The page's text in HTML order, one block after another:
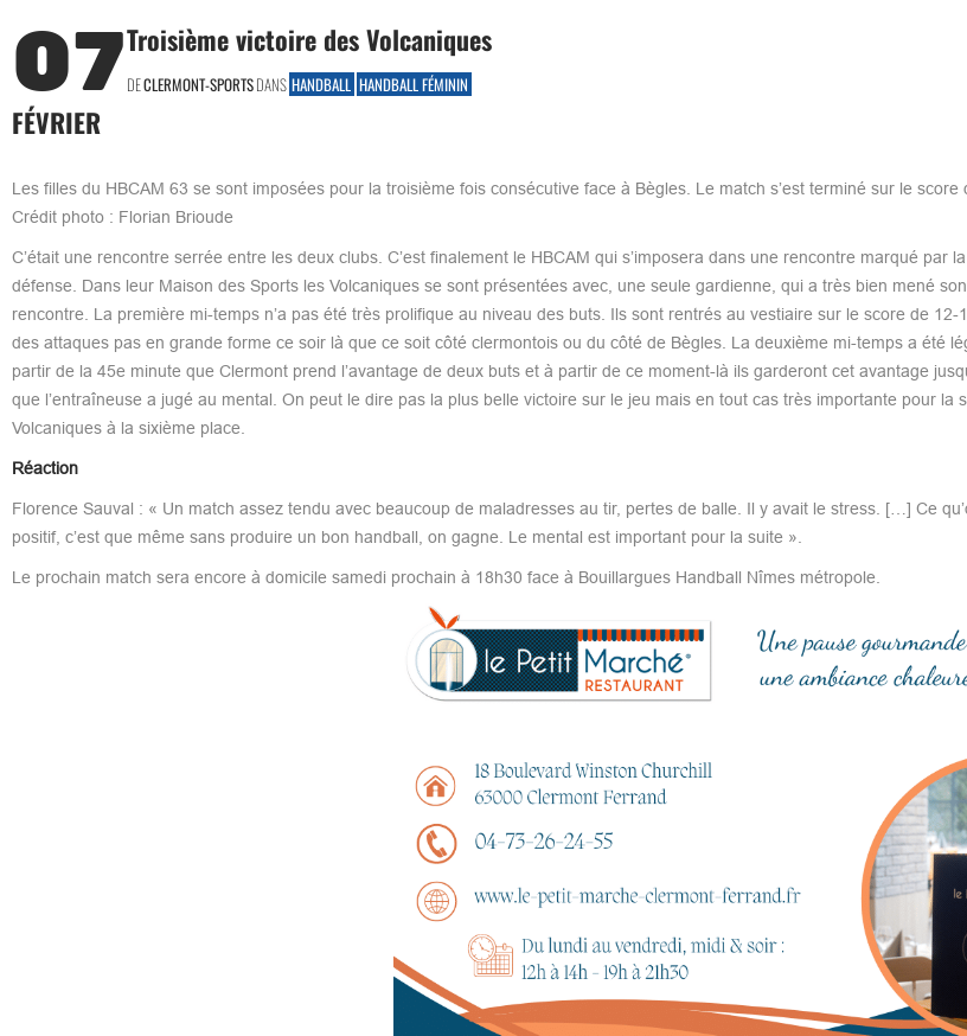
07
FÉVRIER
Troisième victoire des Volcaniques
DECLERMONT-SPORTSDANS HANDBALL HANDBALL FÉMININ
Les filles du HBCAM 63 se sont imposées pour la troisième fois consécutive face à Bègles. Le match s’est terminé sur le score
Crédit photo : Florian Brioude
C’était une rencontre serrée entre les deux clubs. C’est finalement le HBCAM qui s’imposera dans une rencontre marqué par
défense. Dans leur Maison des Sports les Volcaniques se sont présentées avec, une seule gardienne, qui a très bien mené
rencontre. La première mi-temps n’a pas été très prolifique au niveau des buts. Ils sont rentrés au vestiaire sur le score de 12-
des attaques pas en grande forme ce soir là que ce soit côté clermontois ou du côté de Bègles. La deuxième mi-temps a été
partir de la 45e minute que Clermont prend l’avantage de deux buts et à partir de ce moment-là ils garderont cet avantage
que l’entraîneuse a jugé au mental. On peut le dire pas la plus belle victoire sur le jeu mais en tout cas très importante pour la
Volcaniques à la sixième place.
Réaction
Florence Sauval : « Un match assez tendu avec beaucoup de maladresses au tir, pertes de balle. Il y avait le stress. […] Ce
positif, c’est que même sans produire un bon handball, on gagne. Le mental est important pour la suite ».
Le prochain match sera encore à domicile samedi prochain à 18h30 face à Bouillargues Handball Nîmes métropole.